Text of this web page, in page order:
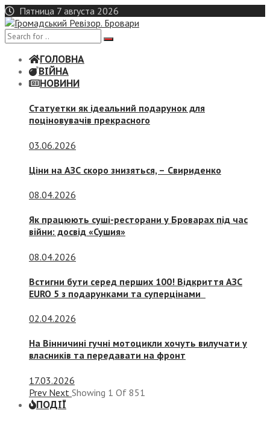
Skip
to
content
Пятница 7 августа 2026
ГОЛОВНА
ВІЙНА
НОВИНИ
Статуетки як ідеальний подарунок для
поціновувачів прекрасного
03.06.2026
Ціни на АЗС скоро знизяться, – Свириденко
08.04.2026
Як працюють суші-ресторани у Броварах під час
війни: досвід «Сушия»
08.04.2026
Встигни бути серед перших 100! Відкриття АЗС
EURO 5 з подарунками та суперцінами
02.04.2026
На Вінничині гучні мотоцикли хочуть вилучати у
власників та передавати на фронт
17.03.2026
Prev Next Showing 1 Of 851
ПОДІЇ